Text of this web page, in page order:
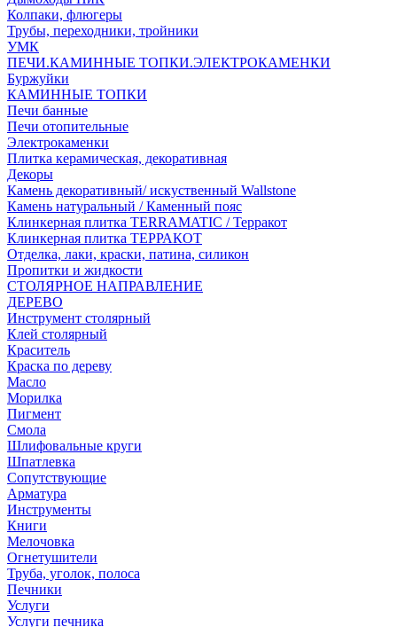
Колпаки, флюгеры
Трубы, переходники, тройники
УМК
ПЕЧИ.КАМИННЫЕ ТОПКИ.ЭЛЕКТРОКАМЕНКИ
Буржуйки
КАМИННЫЕ ТОПКИ
Печи банные
Печи отопительные
Электрокаменки
Плитка керамическая, декоративная
Декоры
Камень декоративный/ искуственный Wallstone
Камень натуральный / Каменный пояс
Клинкерная плитка TERRAMATIC / Терракот
Клинкерная плитка ТЕРРАКОТ
Отделка, лаки, краски, патина, силикон
Пропитки и жидкости
СТОЛЯРНОЕ НАПРАВЛЕНИЕ
ДЕРЕВО
Инструмент столярный
Клей столярный
Краситель
Краска по дереву
Масло
Морилка
Пигмент
Смола
Шлифовальные круги
Шпатлевка
Сопутствующие
Арматура
Инструменты
Книги
Мелочовка
Огнетушители
Труба, уголок, полоса
Печники
Услуги
Услуги печника